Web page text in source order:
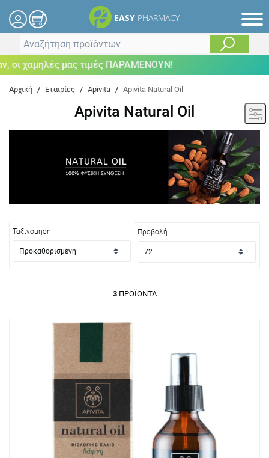
EASY PHARMACY
χαμηλές μας τιμές ΠΑΡΑΜΕΝΟΥΝ!
Αρχική / Εταιρίες / Apivita / Apivita Natural Oil
Apivita Natural Oil
Ταξινόμηση Προβολή
3ΠΡΟΪΌΝΤΑ